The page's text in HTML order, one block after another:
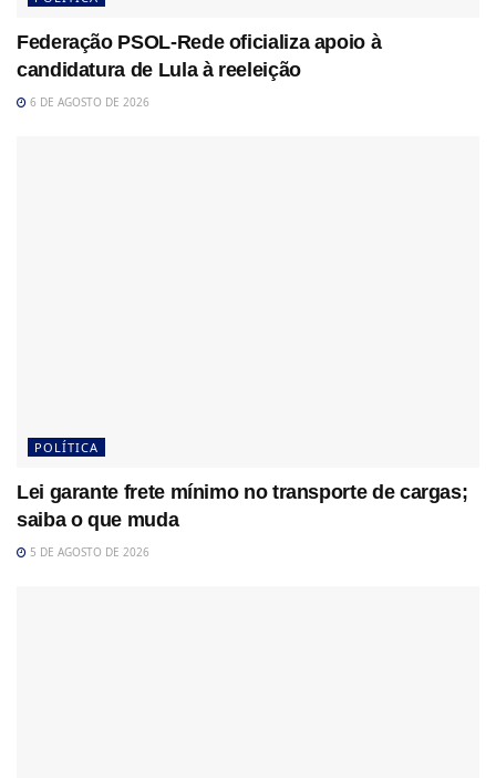
Federação PSOL-Rede oficializa apoio à
candidatura de Lula à reeleição
6 DE AGOSTO DE 2026
POLÍTICA
Lei garante frete mínimo no transporte de cargas;
saiba o que muda
5 DE AGOSTO DE 2026